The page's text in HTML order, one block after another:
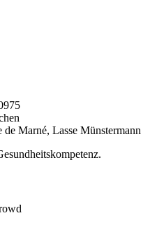
Marné, Lasse Münstermann